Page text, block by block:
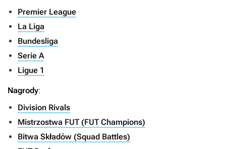
Premier League
La Liga
Bundesliga
Serie A
Ligue 1
Nagrody:
Division Rivals
Mistrzostwa FUT (FUT Champions)
Bitwa Składów (Squad Battles)